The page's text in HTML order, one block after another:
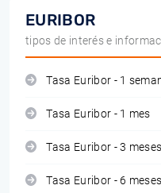
EURIBOR
tipos de interés e
Tasa Euribor - 1
Tasa Euribor - 1 mes
Tasa Euribor - 3 meses
Tasa Euribor - 6 meses